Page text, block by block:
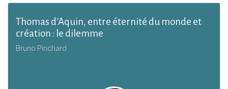
Thomas d’Aquin, entre éternité du monde et
création : le dilemme
Bruno Pinchard